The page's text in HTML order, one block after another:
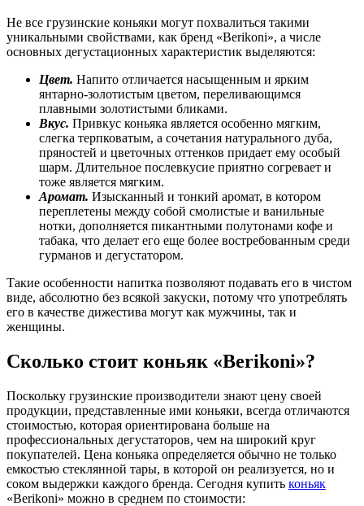
Не все грузинские коньяки могут похвалиться такими
уникальными свойствами, как бренд «Berikoni», а числе
основных дегустационных характеристик выделяются:
Цвет. Напито отличается насыщенным и ярким
янтарно-золотистым цветом, переливающимся
плавными золотистыми бликами.
Вкус. Привкус коньяка является особенно мягким,
слегка терпковатым, а сочетания натурального дуба,
пряностей и цветочных оттенков придает ему особый
шарм. Длительное послевкусие приятно согревает и
тоже является мягким.
Аромат. Изысканный и тонкий аромат, в котором
переплетены между собой смолистые и ванильные
нотки, дополняется пикантными полутонами кофе и
табака, что делает его еще более востребованным среди
гурманов и дегустатором.
Такие особенности напитка позволяют подавать его в чистом
виде, абсолютно без всякой закуски, потому что употреблять
его в качестве дижестива могут как мужчины, так и
женщины.
Сколько стоит коньяк «Berikoni»?
Поскольку грузинские производители знают цену своей
продукции, представленные ими коньяки, всегда отличаются
стоимостью, которая ориентирована больше на
профессиональных дегустаторов, чем на широкий круг
покупателей. Цена коньяка определяется обычно не только
емкостью стеклянной тары, в которой он реализуется, но и
соком выдержки каждого бренда. Сегодня купить коньяк
«Berikoni» можно в среднем по стоимости: